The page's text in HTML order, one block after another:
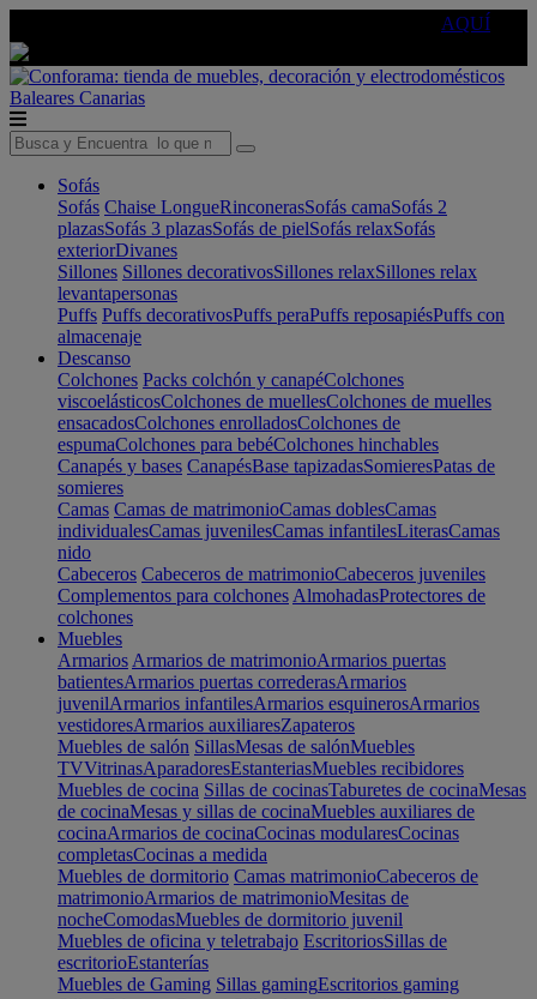
AQUÍ
Baleares Canarias
Sofás
Sofás Chaise LongueRinconerasSofás camaSofás 2
plazasSofás 3 plazasSofás de pielSofás relaxSofás
exteriorDivanes
Sillones Sillones decorativosSillones relaxSillones relax
levantapersonas
Puffs Puffs decorativosPuffs peraPuffs reposapiésPuffs con
almacenaje
Descanso
Colchones Packs colchón y canapéColchones
viscoelásticosColchones de muellesColchones de muelles
ensacadosColchones enrolladosColchones de
espumaColchones para bebéColchones hinchables
Canapés y bases CanapésBase tapizadasSomieresPatas de
somieres
Camas Camas de matrimonioCamas doblesCamas
individualesCamas juvenilesCamas infantilesLiterasCamas
nido
Cabeceros Cabeceros de matrimonioCabeceros juveniles
Complementos para colchones AlmohadasProtectores de
colchones
Muebles
Armarios Armarios de matrimonioArmarios puertas
batientesArmarios puertas correderasArmarios
juvenilArmarios infantilesArmarios esquinerosArmarios
vestidoresArmarios auxiliaresZapateros
Muebles de salón SillasMesas de salónMuebles
TVVitrinasAparadoresEstanteriasMuebles recibidores
Muebles de cocina Sillas de cocinasTaburetes de cocinaMesas
de cocinaMesas y sillas de cocinaMuebles auxiliares de
cocinaArmarios de cocinaCocinas modularesCocinas
completasCocinas a medida
Muebles de dormitorio Camas matrimonioCabeceros de
matrimonioArmarios de matrimonioMesitas de
nocheComodasMuebles de dormitorio juvenil
Muebles de oficina y teletrabajo EscritoriosSillas de
escritorioEstanterías
Muebles de Gaming Sillas gamingEscritorios gaming